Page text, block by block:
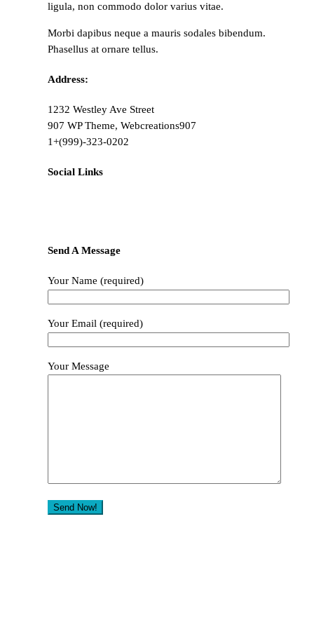
ligula, non commodo dolor varius vitae.
Morbi dapibus neque a mauris sodales bibendum.
Phasellus at ornare tellus.
Address:
1232 Westley Ave Street
907 WP Theme, Webcreations907
1+(999)-323-0202
Social Links
Send A Message
Your Name (required)
Your Email (required)
Your Message